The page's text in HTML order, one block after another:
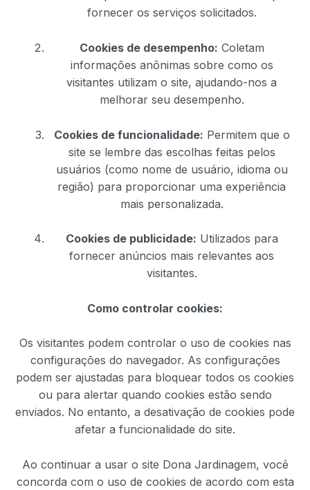
fornecer os serviços solicitados.
Cookies de desempenho: Coletam
informações anônimas sobre como os
visitantes utilizam o site, ajudando-nos a
melhorar seu desempenho.
Cookies de funcionalidade: Permitem que o
site se lembre das escolhas feitas pelos
usuários (como nome de usuário, idioma ou
região) para proporcionar uma experiência
mais personalizada.
Cookies de publicidade: Utilizados para
fornecer anúncios mais relevantes aos
visitantes.
Como controlar cookies:
Os visitantes podem controlar o uso de cookies nas
configurações do navegador. As configurações
podem ser ajustadas para bloquear todos os cookies
ou para alertar quando cookies estão sendo
enviados. No entanto, a desativação de cookies pode
afetar a funcionalidade do site.
Ao continuar a usar o site Dona Jardinagem, você
concorda com o uso de cookies de acordo com esta